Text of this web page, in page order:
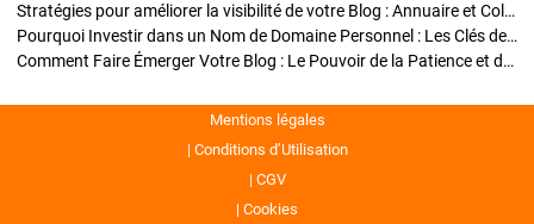
Stratégies pour améliorer la visibilité de votre Blog : Annuaire et Collaborations
Pourquoi Investir dans un Nom de Domaine Personnel : Les Clés de la Réussite de Votre Blog
Comment Faire Émerger Votre Blog : Le Pouvoir de la Patience et de la Persévérance
Mentions légales
Conditions d’Utilisation
CGV
Cookies